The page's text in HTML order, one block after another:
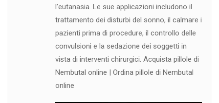
l’eutanasia. Le sue applicazioni includono il
trattamento dei disturbi del sonno, il calmare i
pazienti prima di procedure, il controllo delle
convulsioni e la sedazione dei soggetti in
vista di interventi chirurgici. Acquista pillole di
Nembutal online | Ordina pillole di Nembutal
online